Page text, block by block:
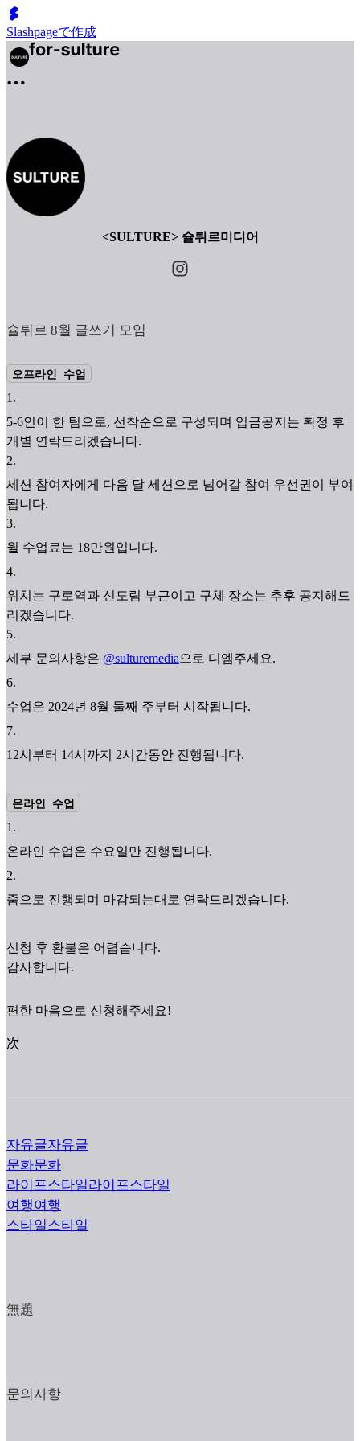
Slashpageで作成
<SULTURE> 슐튀르미디어
슐튀르 8월 글쓰기 모임
오프라인 수업
1 .
5-6인이 한 팀으로, 선착순으로 구성되며 입금공지는 확정 후
개별 연락드리겠습니다.
2.
세션 참여자에게 다음 달 세션으로 넘어갈 참여 우선권이 부여
됩니다.
3.
월 수업료는 18만원입니다.
4.
위치는 구로역과 신도림 부근이고 구체 장소는 추후 공지해드
리겠습니다.
5.
세부 문의사항은 @sulturemedia으로 디엠주세요.
6.
수업은 2024년 8월 둘째 주부터 시작됩니다.
7.
12시부터 14시까지 2시간동안 진행됩니다.
온라인 수업
1 .
온라인 수업은 수요일만 진행됩니다.
2.
줌으로 진행되며 마감되는대로 연락드리겠습니다.
신청 후 환불은 어렵습니다.
감사합니다.
편한 마음으로 신청해주세요!
次
자유글자유글
문화문화
라이프스타일라이프스타일
여행여행
스타일스타일
無題
문의사항